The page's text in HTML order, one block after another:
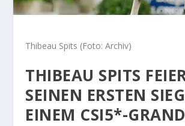
Thibeau Spits (Foto: Archiv)
THIBEAU SPITS
SEINEN ERSTEN
EINEM CSI5*-